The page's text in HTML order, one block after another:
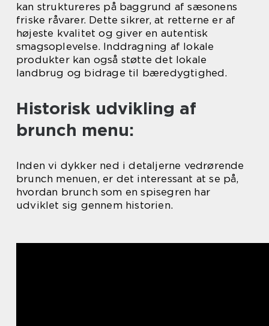
kan struktureres på baggrund af sæsonens
friske råvarer. Dette sikrer, at retterne er af
højeste kvalitet og giver en autentisk
smagsoplevelse. Inddragning af lokale
produkter kan også støtte det lokale
landbrug og bidrage til bæredygtighed.
Historisk udvikling af
brunch menu:
Inden vi dykker ned i detaljerne vedrørende
brunch menuen, er det interessant at se på,
hvordan brunch som en spisegren har
udviklet sig gennem historien.